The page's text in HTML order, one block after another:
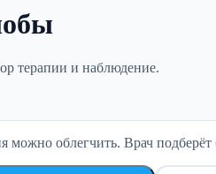
терапии и наблюдение.
облегчить. Врач подберёт